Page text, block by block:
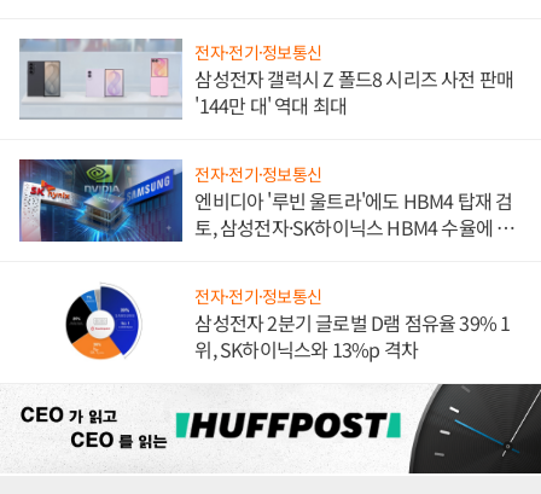
전자·전기·정보통신
삼성전자 갤럭시 Z 폴드8 시리즈 사전 판매
'144만 대' 역대 최대
전자·전기·정보통신
엔비디아 '루빈 울트라'에도 HBM4 탑재 검
토, 삼성전자·SK하이닉스 HBM4 수율에 주
전자·전기·정보통신
삼성전자 2분기 글로벌 D램 점유율 39% 1
위, SK하이닉스와 13%p 격차